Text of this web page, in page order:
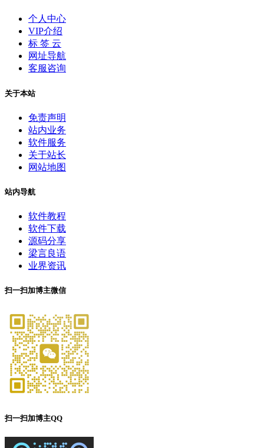
个人中心
VIP介绍
标 签 云
网址导航
客服咨询
关于本站
免责声明
站内业务
软件服务
关于站长
网站地图
站内导航
软件教程
软件下载
源码分享
梁言良语
业界资讯
扫一扫加博主微信
扫一扫加博主QQ